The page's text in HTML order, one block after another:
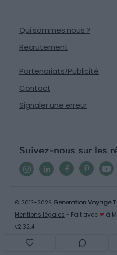
Qui sommes nous ?
Recrutement
Partenariats/Publicité
Contact
Signaler une erreur
Suivez-nous sur les
© 2013-2026 Generation Voyage
Mentions légales - Fait avec ❤ à
v2.32.4